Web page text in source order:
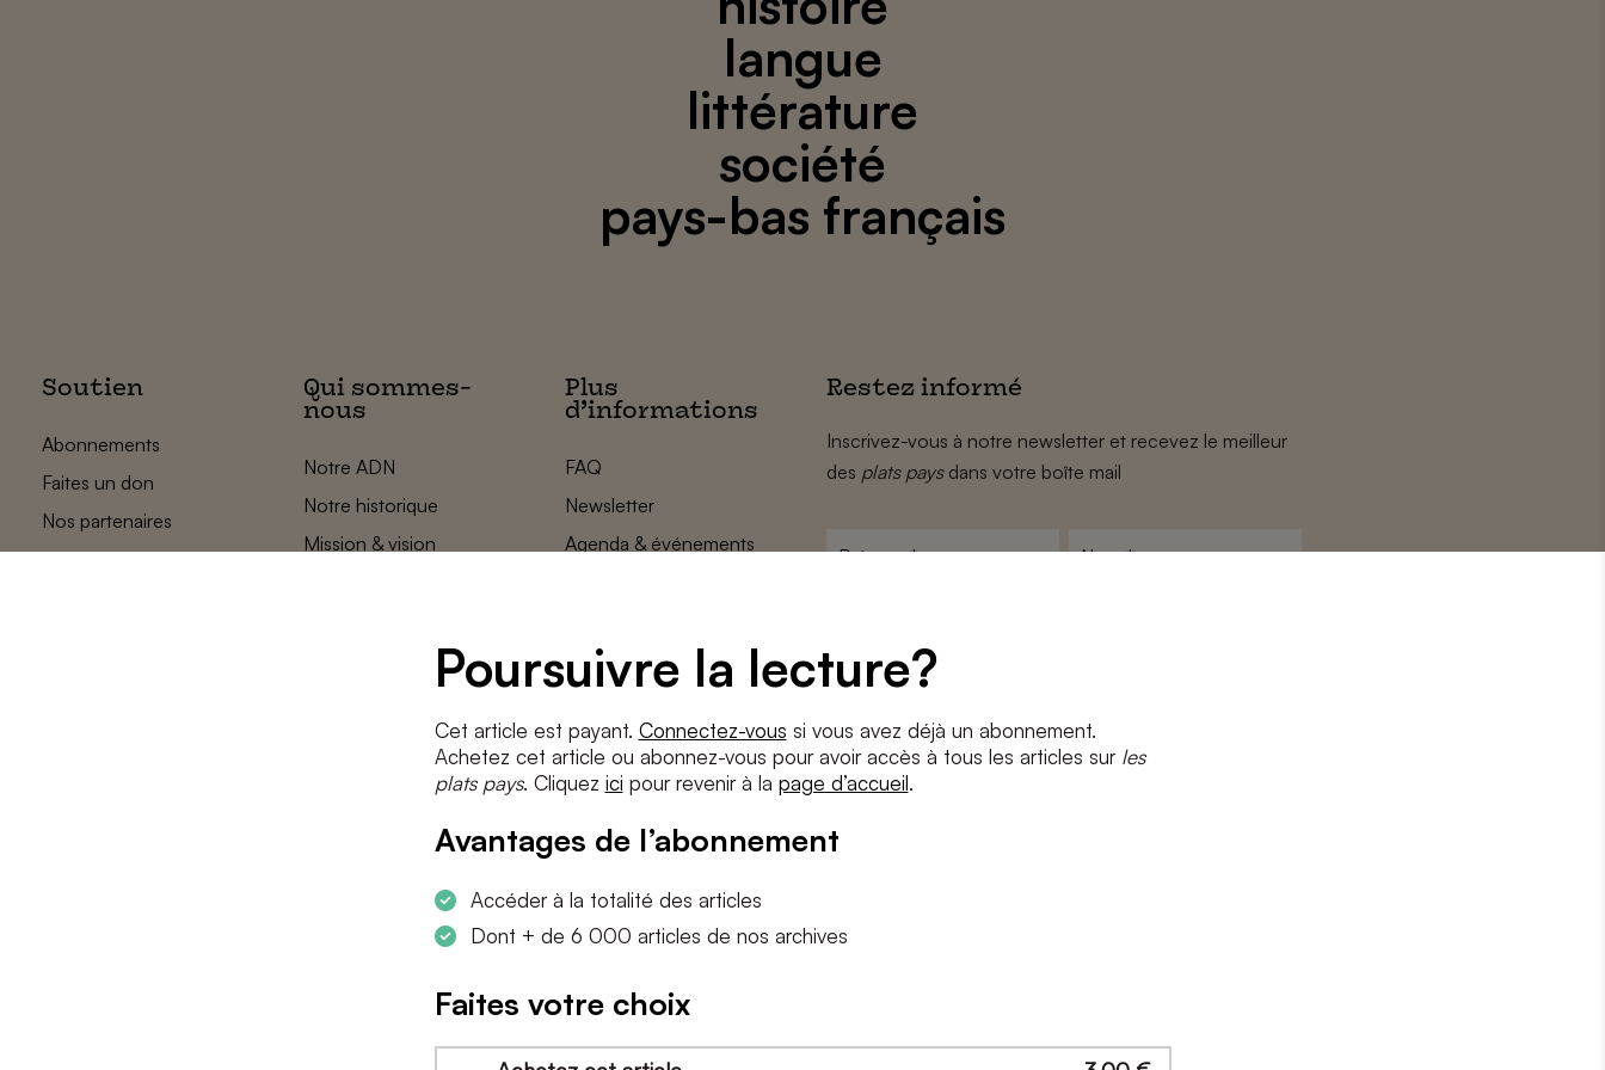
Poursuivre la lecture?
Cet article est payant. Connectez-vous si vous avez déjà un abonnement.
Achetez cet article ou abonnez-vous pour avoir accès à tous les articles sur les
plats pays. Cliquez ici pour revenir à la page d’accueil.
Avantages de l’abonnement
Accéder à la totalité des articles
Dont + de 6 000 articles de nos archives
Faites votre choix
langue
littérature
société
pays-bas français
Soutien
Abonnements
Faites un don
Nos partenaires
Qui sommes-
nous
Notre ADN
Notre historique
Mission & vision
Plus
d’informations
FAQ
Newsletter
Agenda & événements
Paramètres des cookies
Restez informé
Inscrivez-vous à notre newsletter et recevez le meilleur
des plats paysdans votre boîte mail
e-
mail
Conditions *
J'accepteles termes et conditionsetla politique de confidentialité